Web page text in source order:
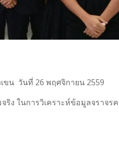
น วันที่ 26 พฤศจิกายน 2559
ง ในการวิเคราะห์ข้อมูลจราจร